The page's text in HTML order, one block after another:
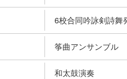
6校合同吟詠剣詩舞
筝曲アンサンブル
和太鼓演奏